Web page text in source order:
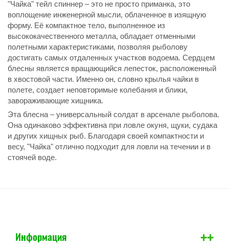
"Чайка" тейл спиннер – это не просто приманка, это
воплощение инженерной мысли, облаченное в изящную
форму. Её компактное тело, выполненное из
высококачественного металла, обладает отменными
полетными характеристиками, позволяя рыболову
достигать самых отдаленных участков водоема. Сердцем
блесны является вращающийся лепесток, расположенный
в хвостовой части. Именно он, словно крылья чайки в
полете, создает неповторимые колебания и блики,
завораживающие хищника.
Эта блесна – универсальный солдат в арсенале рыболова.
Она одинаково эффективна при ловле окуня, щуки, судака
и других хищных рыб. Благодаря своей компактности и
весу, "Чайка" отлично подходит для ловли на течении и в
стоячей воде.
Информация +
+